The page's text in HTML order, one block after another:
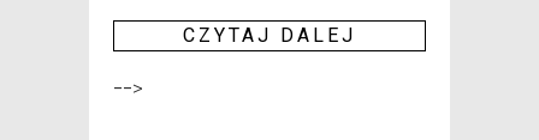
CZY­TAJ DALEJ
-->